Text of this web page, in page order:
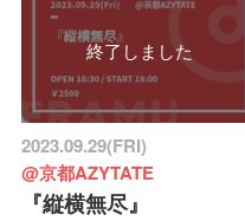
終了しました
2023.09.29(FRI)
@京都AZYTATE
『縦横無尽』